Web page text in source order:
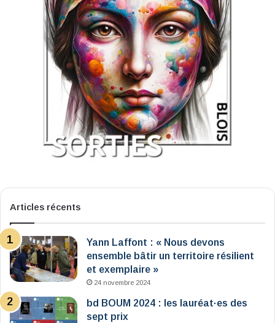
Articles récents
Yann Laffont : « Nous devons
ensemble bâtir un territoire résilient
et exemplaire »
24 novembre 2024
bd BOUM 2024 : les lauréat·es des
sept prix